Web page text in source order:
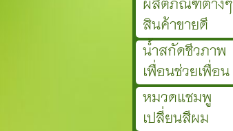
สินค้าขายดี
น้ำสกัดชีวภาพ
เพื่อนช่วยเพื่อน
หมวดแชมพู
เปลี่ยนสีผม